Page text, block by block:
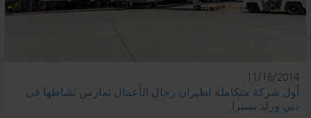
11/16/2014
أول شركة متكاملة لطيران رجال الأعمال تمارس نشاطها في
دبي ورلد سنترا
من
مدار